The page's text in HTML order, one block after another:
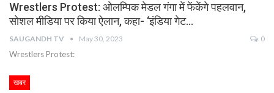
Wrestlers Protest: ओलम्पिक मेडल गंगा में फेंकेंगे पहलवान,
सोशल मीडिया पर किया ऐलान, कहा- ‘इंडिया गेट…
SAUGANDH TV May 30, 2023 0
Wrestlers Protest:
खबर